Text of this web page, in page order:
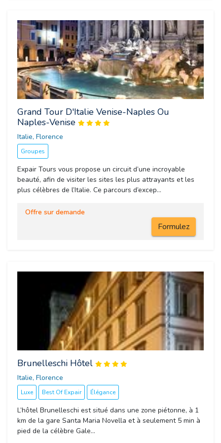
Grand Tour D'Italie Venise-Naples Ou
Naples-Venise
Italie, Florence
Groupes
Expair Tours vous propose un circuit d’une incroyable
beauté, afin de visiter les sites les plus attrayants et les
plus célèbres de l’Italie. Ce parcours d’excep...
Offre sur demande
Formulez
Brunelleschi Hôtel
Italie, Florence
Luxe Best Of Expair Élégance
L’hôtel Brunelleschi est situé dans une zone piétonne, à 1
km de la gare Santa Maria Novella et à seulement 5 min à
pied de la célèbre Gale...